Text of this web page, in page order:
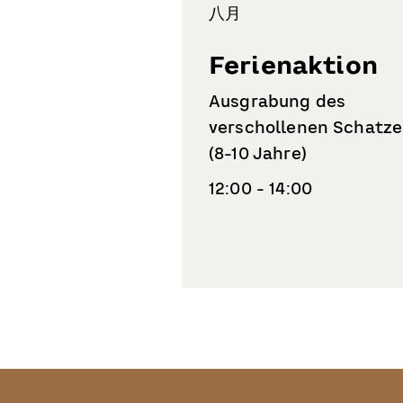
八月
Ferienaktion
Ausgrabung des
verschollenen
(8-10 Jahre)
12:00 - 14:00